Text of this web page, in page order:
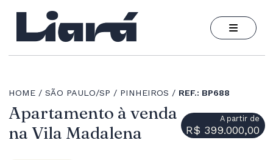
HOME SÃO PAULO/SP PINHEIROS REF.: BP688
Apartamento à venda
na Vila Madalena
A partir de
R$ 399.000,00